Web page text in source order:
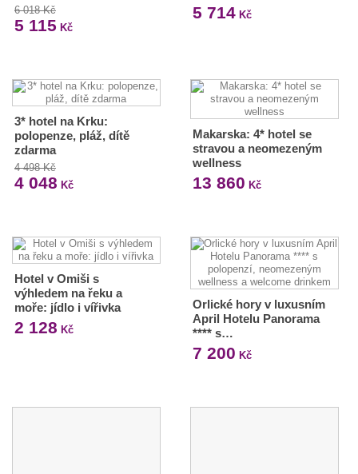
6 018 Kč
5 115 Kč
5 714Kč
3* hotel na Krku:
polopenze, pláž, dítě
zdarma
4 498 Kč
4 048 Kč
Makarska: 4* hotel se
stravou a neomezeným
wellness
13 860 Kč
Hotel v Omiši s
výhledem na řeku a
moře: jídlo i vířivka
2 128 Kč
Orlické hory v luxusním
April Hotelu Panorama
**** s…
7 200 Kč